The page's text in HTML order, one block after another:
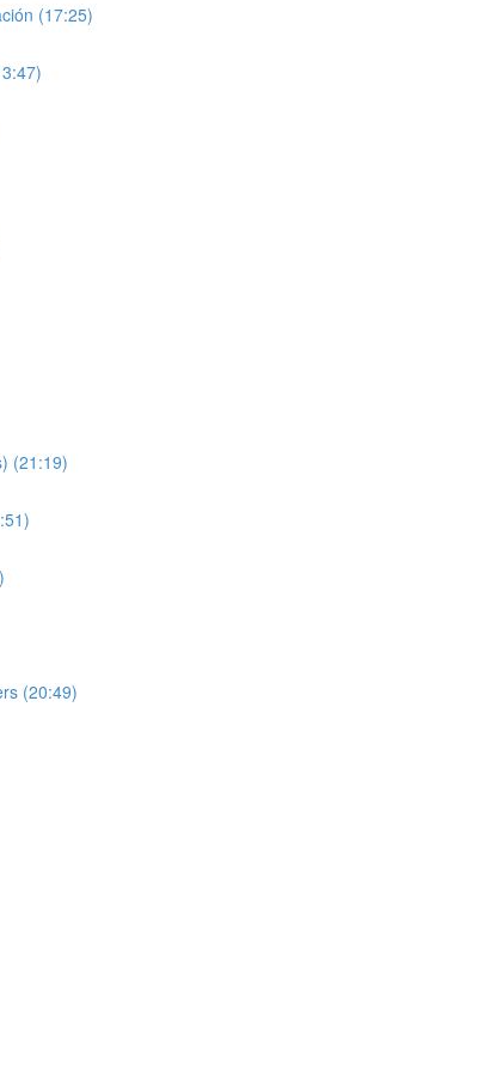
(17:25)
(21:19)
(20:49)